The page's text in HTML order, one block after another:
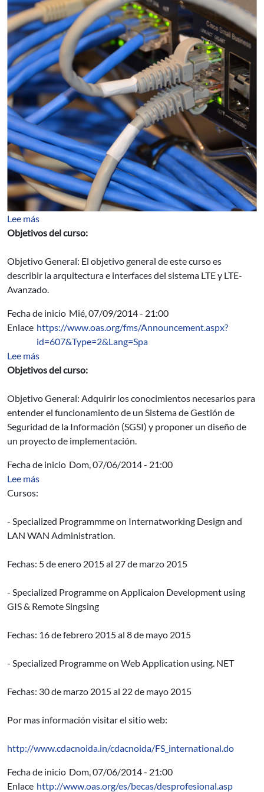
Lee mássobre LTE y LTE-A: Interfaz de Aire y Core
Objetivos del curso:
Objetivo General: El objetivo general de este curso es
describir la arquitectura e interfaces del sistema LTE y LTE-
Avanzado.
Fecha de inicio Mié, 07/09/2014 - 21:00
Enlace https://www.oas.org/fms/Announcement.aspx?
id=607&Type=2&Lang=Spa
Lee mássobre Diseño de un Sistema de Gestión de Seguridad
Objetivos del curso:
Objetivo General: Adquirir los conocimientos necesarios para
entender el funcionamiento de un Sistema de Gestión de
Seguridad de la Información (SGSI) y proponer un diseño de
un proyecto de implementación.
Fecha de inicio Dom, 07/06/2014 - 21:00
Lee mássobre Becas ITEC/SCAAP: Cursos del Instituto CDAC
Cursos:
- Specialized Programmme on Internatworking Design and
LAN WAN Administration.
Fechas: 5 de enero 2015 al 27 de marzo 2015
- Specialized Programme on Applicaion Development using
GIS & Remote Singsing
Fechas: 16 de febrero 2015 al 8 de mayo 2015
- Specialized Programme on Web Application using. NET
Fechas: 30 de marzo 2015 al 22 de mayo 2015
Por mas información visitar el sitio web:
http://www.cdacnoida.in/cdacnoida/FS_international.do
Fecha de inicio Dom, 07/06/2014 - 21:00
Enlace http://www.oas.org/es/becas/desprofesional.asp